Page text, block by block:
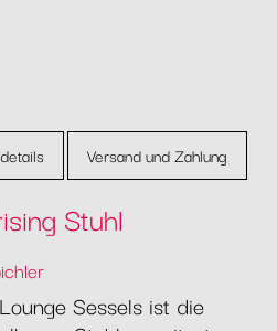
Versand und Zahlung
Stuhl
Sessels ist die